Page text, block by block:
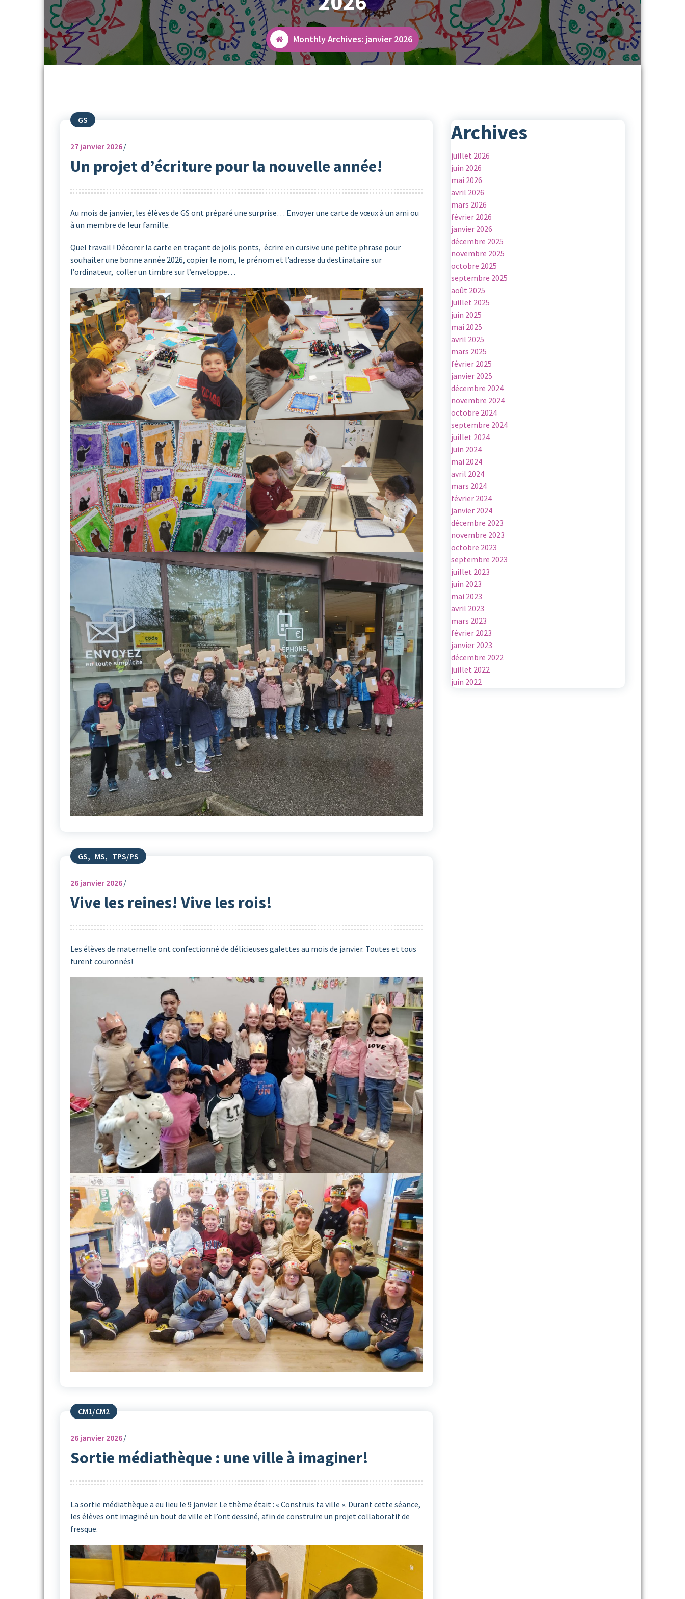
Monthly Archives: janvier 2026
GS
27 janvier 2026
Un projet d’écriture pour la nouvelle année!
Au mois de janvier, les élèves de GS ont préparé une surprise… Envoyer une carte de vœux à un ami ou
à un membre de leur famille.
Quel travail ! Décorer la carte en traçant de jolis ponts, écrire en cursive une petite phrase pour
souhaiter une bonne année 2026, copier le nom, le prénom et l’adresse du destinataire sur
l’ordinateur, coller un timbre sur l’enveloppe…
GS, MS, TPS/PS
26 janvier 2026
Vive les reines! Vive les rois!
Les élèves de maternelle ont confectionné de délicieuses galettes au mois de janvier. Toutes et tous
furent couronnés!
CM1/CM2
26 janvier 2026
Sortie médiathèque : une ville à imaginer!
La sortie médiathèque a eu lieu le 9 janvier. Le thème était : « Construis ta ville ». Durant cette séance,
les élèves ont imaginé un bout de ville et l’ont dessiné, afin de construire un projet collaboratif de
fresque.
Archives
juillet 2026
juin 2026
mai 2026
avril 2026
mars 2026
février 2026
janvier 2026
décembre 2025
novembre 2025
octobre 2025
septembre 2025
août 2025
juillet 2025
juin 2025
mai 2025
avril 2025
mars 2025
février 2025
janvier 2025
décembre 2024
novembre 2024
octobre 2024
septembre 2024
juillet 2024
juin 2024
mai 2024
avril 2024
mars 2024
février 2024
janvier 2024
décembre 2023
novembre 2023
octobre 2023
septembre 2023
juillet 2023
juin 2023
mai 2023
avril 2023
mars 2023
février 2023
janvier 2023
décembre 2022
juillet 2022
juin 2022